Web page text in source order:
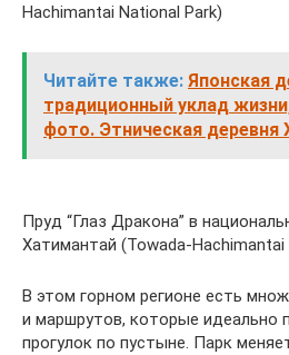
Hachimantai National Park)
Читайте также: Японская
традиционный уклад
фото. Этническая деревня
Пруд “Глаз Дракона” в
Хатимантай (Towada-Hachimantai
В этом горном регионе есть
и маршрутов, которые идеально
прогулок по пустыне. Парк